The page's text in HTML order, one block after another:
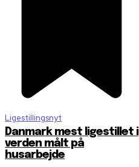
Ligestillingsnyt
Danmark mest ligestillet i
verden målt på
husarbejde